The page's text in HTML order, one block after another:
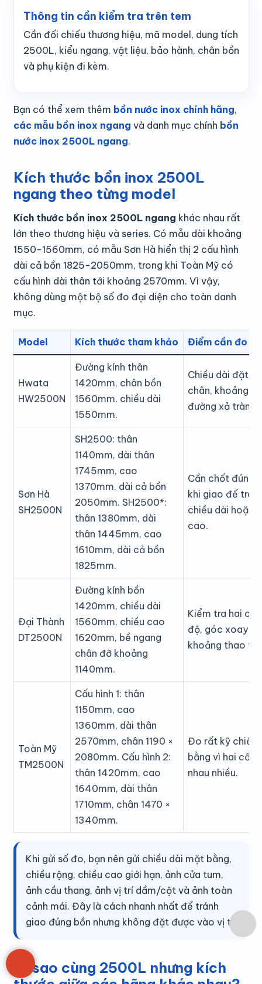
Thông tin cần kiểm tra trên tem
Cần đối chiếu thương hiệu, mã model, dung tích
2500L, kiểu ngang, vật liệu, bảo hành, chân bồn
và phụ kiện đi kèm.
Bạn có thể xem thêm bồn nước inox chính hãng,
các mẫu bồn inox ngang và danh mục chính bồn
nước inox 2500L ngang.
Kích thước bồn inox 2500L
ngang theo từng model
Kích thước bồn inox 2500L ngang khác nhau rất
lớn theo thương hiệu và series. Có mẫu dài khoảng
1550-1560mm, có mẫu Sơn Hà hiển thị 2 cấu hình
dài cả bồn 1825-2050mm, trong khi Toàn Mỹ có
cấu hình dài thân tới khoảng 2570mm. Vì vậy,
không dùng một bộ số đo đại diện cho toàn danh
mục.
Model Kích thước tham khảo Điểm cần đo
Hwata
HW2500N
Đường kính thân
1420mm, chân bồn
1560mm, chiều dài
1550mm.
Chiều dài đặt
chân, khoảng
đường xả tràn.
Sơn Hà
SH2500N
SH2500: thân
1140mm, dài thân
1745mm, cao
1370mm, dài cả bồn
2050mm. SH2500*:
thân 1380mm, dài
thân 1445mm, cao
1610mm, dài cả bồn
1825mm.
Cần chốt đúng
khi giao để
chiều dài hoặc
cao.
Đại Thành
DT2500N
Đường kính bồn
1420mm, chiều dài
1560mm, chiều cao
1620mm, bề ngang
chân đỡ khoảng
1140mm.
Kiểm tra hai
độ, góc xoay
khoảng thao
Toàn Mỹ
TM2500N
Cấu hình 1: thân
1150mm, cao
1360mm, dài thân
2570mm, chân 1190 ×
2080mm. Cấu hình 2:
thân 1420mm, cao
1640mm, dài thân
1710mm, chân 1470 ×
1340mm.
Đo rất kỹ chiều
bằng vì hai cấu
nhau nhiều.
Khi gửi số đo, bạn nên gửi chiều dài mặt bằng,
chiều rộng, chiều cao giới hạn, ảnh cửa tum,
ảnh cầu thang, ảnh vị trí dầm/cột và ảnh toàn
cảnh mái. Đây là cách nhanh nhất để tránh
giao đúng bồn nhưng không đặt được vào vị trí.
Vì sao cùng 2500L nhưng kích